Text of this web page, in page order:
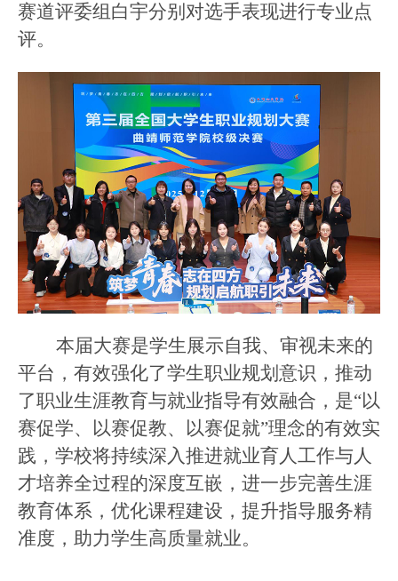
赛道评委组白宇分别对选手表现进行专业点
评。
本届大赛是学生展示自我、审视未来的
平台，有效强化了学生职业规划意识，推动
了职业生涯教育与就业指导有效融合 ， 是“以
赛促学、以赛促教、以赛促就”理念的有效实
践 ， 学校将持续深入推进就业育人工作与人
才培养全过程的深度互嵌，进一步完善生涯
教育体系，优化课程建设，提升指导服务精
准度，助力学生高质量就业。